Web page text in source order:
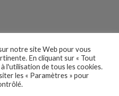
notre site Web pour vous
En cliquant sur « Tout
l'utilisation de tous les cookies.
les « Paramètres » pour